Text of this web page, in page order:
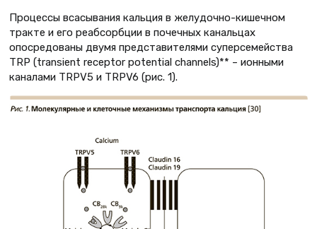
Процессы всасывания кальция в желудочно-кишечном
тракте и его реабсорбции в почечных канальцах
опосредованы двумя представителями суперсемейства
TRP (transient receptor potential channels)** – ионными
каналами TRPV5 и TRPV6 (рис. 1).